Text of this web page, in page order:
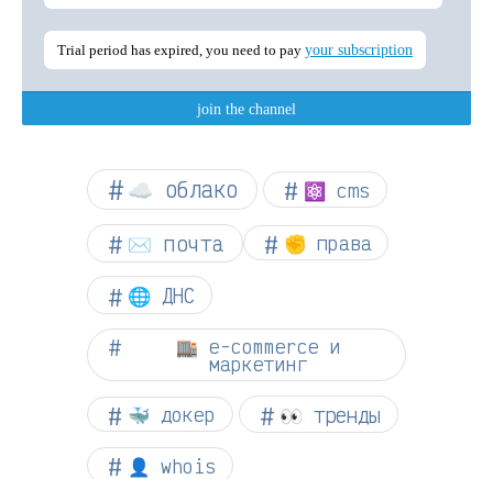
☁︎ облако ⚛ cms
✉️ почта ✊ права
🌐 ДНС
🏬 e-commerce и
маркетинг
🐳 докер 👀 тренды
👤 whois